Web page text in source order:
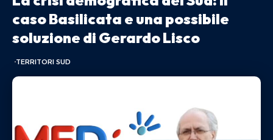
caso Basilicata e una possibile
soluzione di Gerardo Lisco
TERRITORI SUD